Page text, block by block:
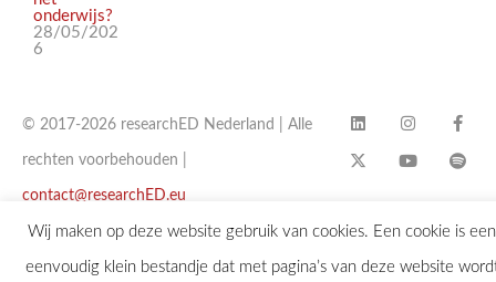
onderwijs?
28/05/202
6
© 2017-2026 researchED Nederland | Alle
rechten voorbehouden |
contact@researchED.eu
Wij maken op deze website gebruik van cookies. Een cookie is een
eenvoudig klein bestandje dat met pagina’s van deze website